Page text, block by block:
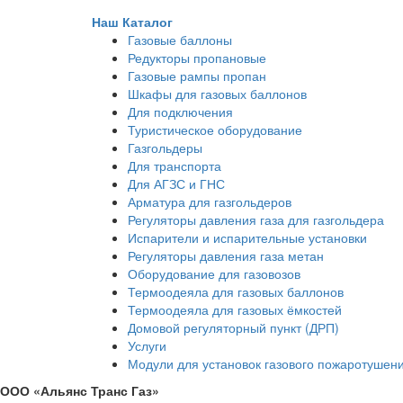
Наш Каталог
Газовые баллоны
Редукторы пропановые
Газовые рампы пропан
Шкафы для газовых баллонов
Для подключения
Туристическое оборудование
Газгольдеры
Для транспорта
Для АГЗС и ГНС
Арматура для газгольдеров
Регуляторы давления газа для газгольдера
Испарители и испарительные установки
Регуляторы давления газа метан
Оборудование для газовозов
Термоодеяла для газовых баллонов
Термоодеяла для газовых ёмкостей
Домовой регуляторный пункт (ДРП)
Услуги
Модули для установок газового
ООО «Альянс Транс Газ»